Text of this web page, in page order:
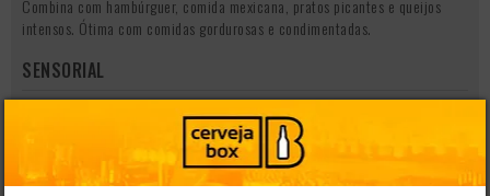
Combina com hambúrguer, comida mexicana, pratos picantes e queijos
intensos. Ótima com comidas gordurosas e condimentadas.
SENSORIAL
Cor
Amarelo turvo (hazy)